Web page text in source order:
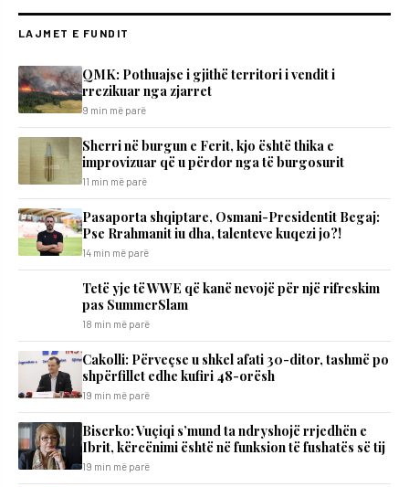
LAJMET E FUNDIT
QMK: Pothuajse i gjithë territori i vendit i
rrezikuar nga zjarret
9 min më parë
Sherri në burgun e Ferit, kjo është thika e
improvizuar që u përdor nga të burgosurit
11 min më parë
Pasaporta shqiptare, Osmani-Presidentit Begaj:
Pse Rrahmanit iu dha, talenteve kuqezi jo?!
14 min më parë
Tetë yje të WWE që kanë nevojë për një rifreskim
pas SummerSlam
18 min më parë
Cakolli: Përveçse u shkel afati 30-ditor, tashmë po
shpërfillet edhe kufiri 48-orësh
19 min më parë
Biserko: Vuçiqi s’mund ta ndryshojë rrjedhën e
Ibrit, kërcënimi është në funksion të fushatës së tij
19 min më parë